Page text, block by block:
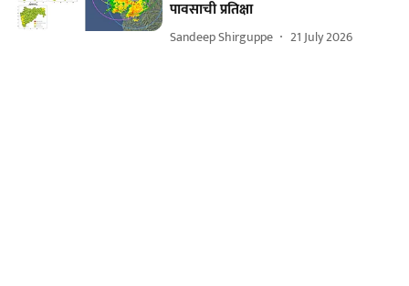
पावसाची प्रतिक्षा
Sandeep Shirguppe 21 July 2026